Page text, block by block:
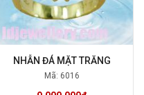
NHẪN ĐÁ MẶT TRĂNG
Mã: 6016